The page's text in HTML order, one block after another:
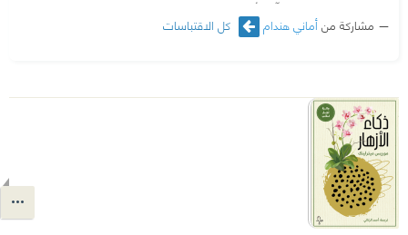
‫ وكل شيء يقول لي: لقد آن الأوان…
مشاركة منأماني هندام كل الاقتباسات